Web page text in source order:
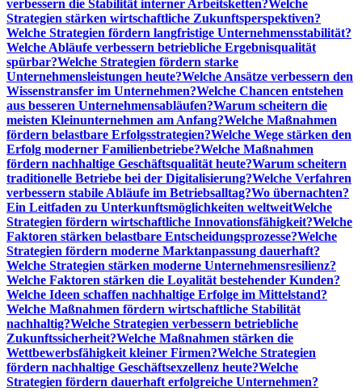
verbessern die Stabilität interner Arbeitsketten?Welche
Strategien stärken wirtschaftliche Zukunftsperspektiven?
Welche Strategien fördern langfristige Unternehmensstabilität?
Welche Abläufe verbessern betriebliche Ergebnisqualität
spürbar?Welche Strategien fördern starke
Unternehmensleistungen heute?Welche Ansätze verbessern den
Wissenstransfer im Unternehmen?Welche Chancen entstehen
aus besseren Unternehmensabläufen?Warum scheitern die
meisten Kleinunternehmen am Anfang?Welche Maßnahmen
fördern belastbare Erfolgsstrategien?Welche Wege stärken den
Erfolg moderner Familienbetriebe?Welche Maßnahmen
fördern nachhaltige Geschäftsqualität heute?Warum scheitern
traditionelle Betriebe bei der Digitalisierung?Welche Verfahren
verbessern stabile Abläufe im Betriebsalltag?Wo übernachten?
Ein Leitfaden zu Unterkunftsmöglichkeiten weltweitWelche
Strategien fördern wirtschaftliche Innovationsfähigkeit?Welche
Faktoren stärken belastbare Entscheidungsprozesse?Welche
Strategien fördern moderne Marktanpassung dauerhaft?
Welche Strategien stärken moderne Unternehmensresilienz?
Welche Faktoren stärken die Loyalität bestehender Kunden?
Welche Ideen schaffen nachhaltige Erfolge im Mittelstand?
Welche Maßnahmen fördern wirtschaftliche Stabilität
nachhaltig?Welche Strategien verbessern betriebliche
Zukunftssicherheit?Welche Maßnahmen stärken die
Wettbewerbsfähigkeit kleiner Firmen?Welche Strategien
fördern nachhaltige Geschäftsexzellenz heute?Welche
Strategien fördern dauerhaft erfolgreiche Unternehmen?